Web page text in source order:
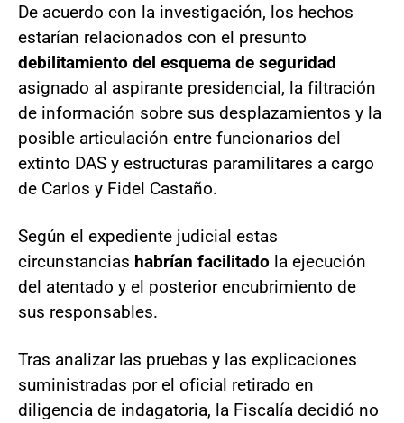
De acuerdo con la investigación, los hechos
estarían relacionados con el presunto
debilitamiento del esquema de seguridad
asignado al aspirante presidencial, la filtración
de información sobre sus desplazamientos y la
posible articulación entre funcionarios del
extinto DAS y estructuras paramilitares a cargo
de Carlos y Fidel Castaño.
Según el expediente judicial estas
circunstancias habrían facilitado la ejecución
del atentado y el posterior encubrimiento de
sus responsables.
Tras analizar las pruebas y las explicaciones
suministradas por el oficial retirado en
diligencia de indagatoria, la Fiscalía decidió no